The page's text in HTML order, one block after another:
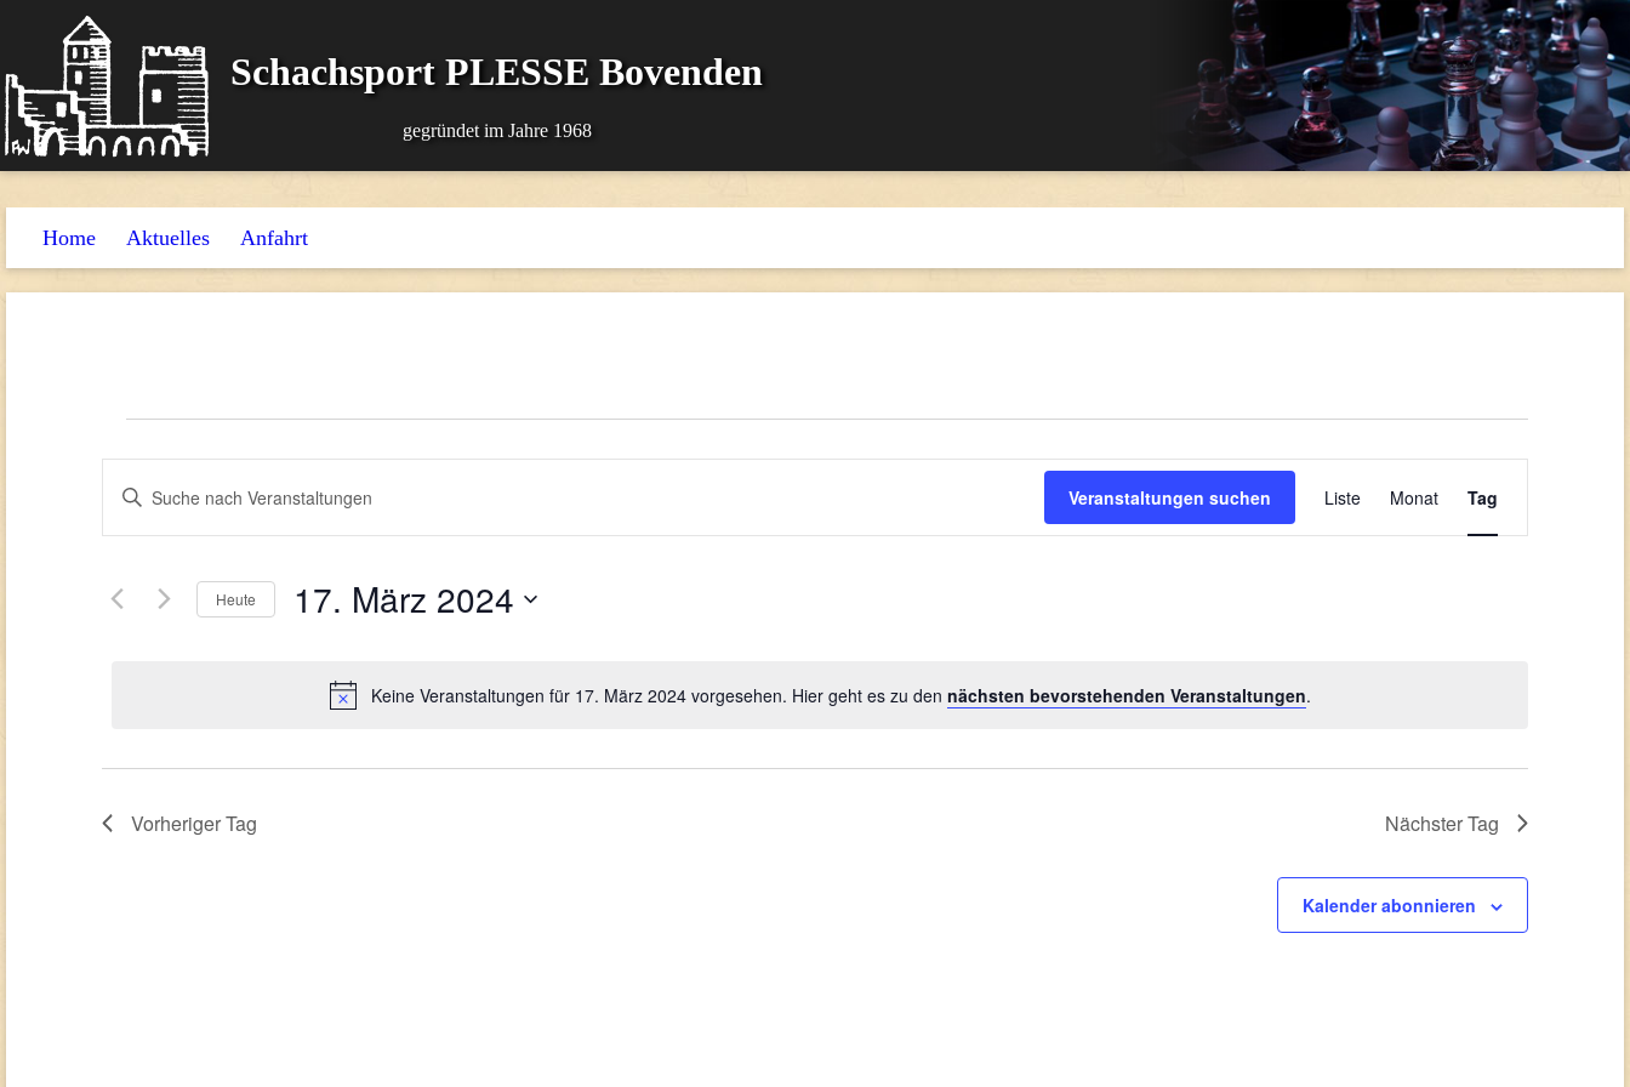
Schachsport PLESSE Bovenden
gegründet im Jahre 1968
Home Aktuelles Anfahrt
für
17.
März
Hinweis
Keine Veranstaltungen für 17. März 2024 vorgesehen. Hier geht es zu den nächsten bevorstehenden Veranstaltungen.
Suche
Navigation
Bitte
Schlüsselwort
Veranstaltungen
Schlüsselwort.
Veranstaltungen suchen
Ansichten-
Liste Monat Tag
Heute 17. März 2024
Vorheriger Tag Nächster Tag
Kalender abonnieren